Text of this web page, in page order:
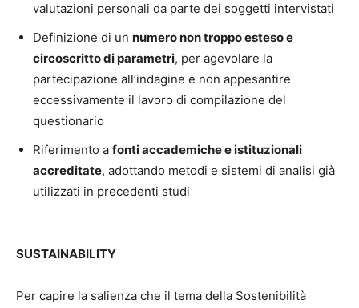
valutazioni personali da parte dei soggetti intervistati
Definizione di un numero non troppo esteso e
circoscritto di parametri, per agevolare la
partecipazione all’indagine e non appesantire
eccessivamente il lavoro di compilazione del
questionario
Riferimento a fonti accademiche e istituzionali
accreditate, adottando metodi e sistemi di analisi già
utilizzati in precedenti studi
SUSTAINABILITY
Per capire la salienza che il tema della Sostenibilità